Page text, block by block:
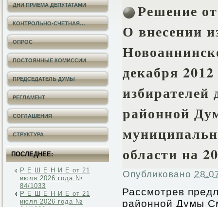
ДНИ ПРИЕМА ДЕПУТАТАМИ
КОНТРОЛЬНО-СЧЕТНАЯ…
ОПРОС
ПОСТОЯННЫЕ КОМИССИИ
ПРЕДСЕДАТЕЛЬ ДУМЫ
РЕГЛАМЕНТ
СОГЛАШЕНИЯ
СТРУКТУРА
ПОСЛЕДНЕЕ:
Р Е Ш Е Н И Е от 21
июля 2026 года №
84/1033
Р Е Ш Е Н И Е от 21
июля 2026 года №
Решение
О внесении
декабря
районной
области на
Опубликовано
Рассмотрев
районной Думы